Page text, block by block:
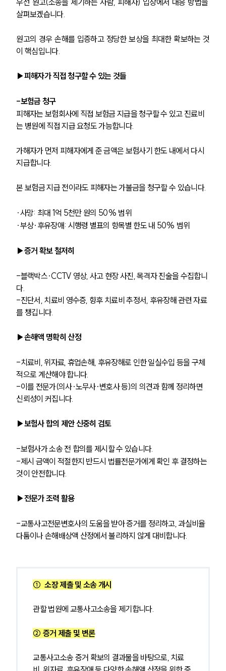
우선 원고(소송을 제기하는 사람, 피해자) 입장에서 대응 방법을
살펴보겠습니다.
원고의 경우 손해를 입증하고 정당한 보상을 최대한 확보하는 것
이 핵심입니다.
▶피해자가 직접 청구할 수 있는 것들
-보험금 청구
피해자는 보험회사에 직접 보험금 지급을 청구할 수 있고 진료비
는 병원에 직접 지급 요청도 가능합니다.
가해자가 먼저 피해자에게 준 금액은 보험사기 한도 내에서 다시
지급합니다.
본 보험금 지급 전이라도 피해자는 가불금을 청구할 수 있습니다.
∙사망: 최대 1억 5천만 원의 50% 범위
∙부상·후유장애: 시행령 별표의 항목별 한도 내 50% 범위
▶증거 확보 철저히
-블랙박스·CCTV 영상, 사고 현장 사진, 목격자 진술을 수집합니
다.
-진단서, 치료비 영수증, 향후 치료비 추정서, 후유장해 관련 자료
를 챙깁니다.
▶손해액 명확히 산정
-치료비, 위자료, 휴업손해, 후유장해로 인한 일실수입 등을 구체
적으로 계산해야 합니다.
-이를 전문가(의사·노무사·변호사 등)의 의견과 함께 정리하면
신뢰성이 커집니다.
▶보험사 합의 제안 신중히 검토
-보험사가 소송 전 합의를 제시할 수 있습니다.
-제시 금액이 적절한지 반드시 법률전문가에게 확인 후 결정하는
것이 안전합니다.
▶전문가 조력 활용
-교통사고전문변호사의 도움을 받아 증거를 정리하고, 과실비율
다툼이나 손해배상액 산정에서 불리하지 않게 대비합니다.
①  소장 제출 및 소송 개시
관할 법원에 교통사고소송을 제기합니다.
② 증거 제출 및 변론
교통사고소송 증거 확보의 결과물을 바탕으로, 치료